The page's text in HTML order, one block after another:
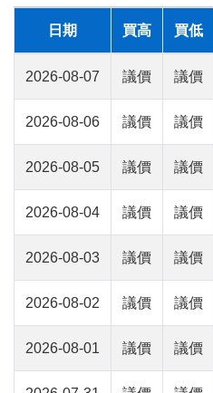
日期 買高 買低
2026-08-07 議價 議價
2026-08-06 議價 議價
2026-08-05 議價 議價
2026-08-04 議價 議價
2026-08-03 議價 議價
2026-08-02 議價 議價
2026-08-01 議價 議價